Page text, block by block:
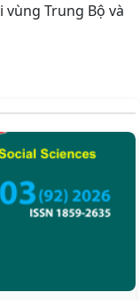
vùng Trung Bộ và